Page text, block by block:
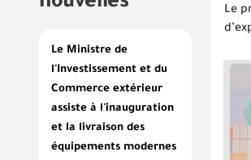
Le Ministre de
l'Investissement et du
Commerce extérieur
assiste à l'inauguration
et la livraison des
équipements modernes
Le